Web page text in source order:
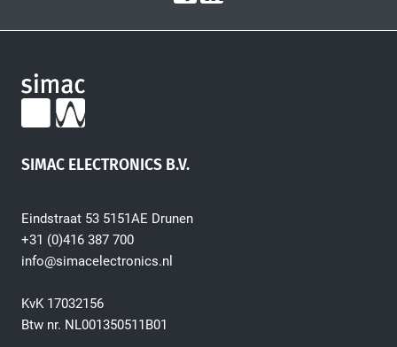
SIMAC ELECTRONICS B.V.
Eindstraat 53 5151AE Drunen
+31 (0)416 387 700
info@simacelectronics.nl
KvK 17032156
Btw nr. NL001350511B01